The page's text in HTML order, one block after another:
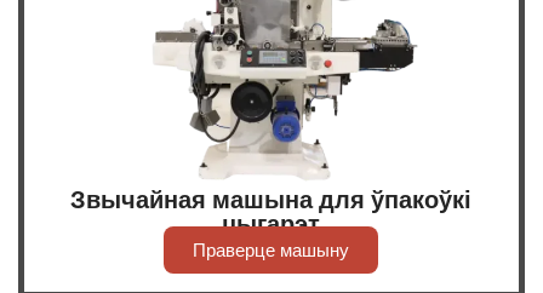
Звычайная машына для ўпакоўкі
цыгарэт
Праверце машыну